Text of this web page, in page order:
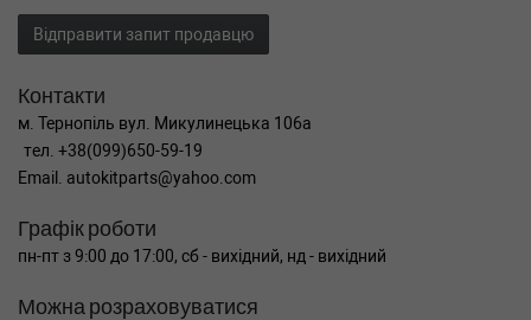
Відправити запит продавцю
Контакти
м. Тернопіль вул. Микулинецька 106а
тел. +38(099)650-59-19
Email. autokitparts@yahoo.com
Графік роботи
пн-пт з 9:00 до 17:00, сб - вихідний, нд - вихідний
Можна розраховуватися